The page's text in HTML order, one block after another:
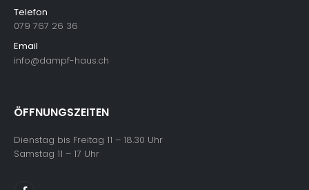
Telefon
079 767 26 36
Email
info@dampf-haus.ch
ÖFFNUNGSZEITEN
Dienstag bis Freitag 11 – 18.30 Uhr
Samstag 11 – 17 Uhr